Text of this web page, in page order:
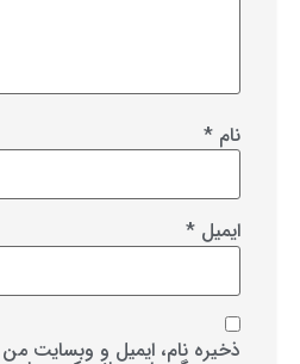
نام *
ایمیل *
ذخیره نام، ایمیل و وبسایت من